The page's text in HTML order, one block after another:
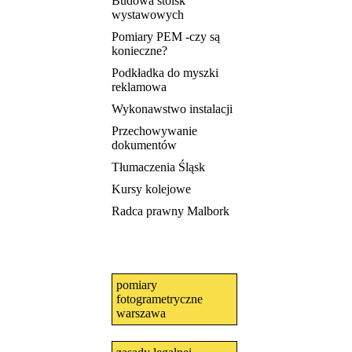
wystawowych
Pomiary PEM -czy są
konieczne?
Podkładka do myszki
reklamowa
Wykonawstwo instalacji
Przechowywanie
dokumentów
Tłumaczenia Śląsk
Kursy kolejowe
Radca prawny Malbork
pomiary
fotogrametryczne
warszawa